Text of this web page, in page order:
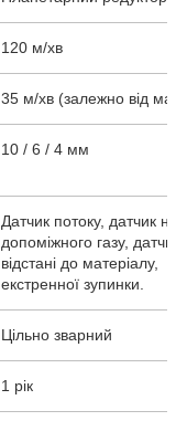
120 м/хв
35 м/хв (залежно від
10 / 6 / 4 мм
Датчик потоку, датчик
допоміжного газу, датчик
відстані до матеріалу,
екстренної зупинки.
Цільно зварний
1 рік